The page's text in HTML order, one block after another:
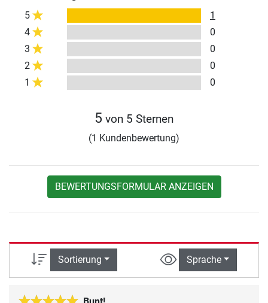
5
1
4
0
3
0
2
0
1
0
5 von 5 Sternen
(1 Kundenbewertung)
BEWERTUNGSFORMULAR ANZEIGEN
Sortierung Sprache